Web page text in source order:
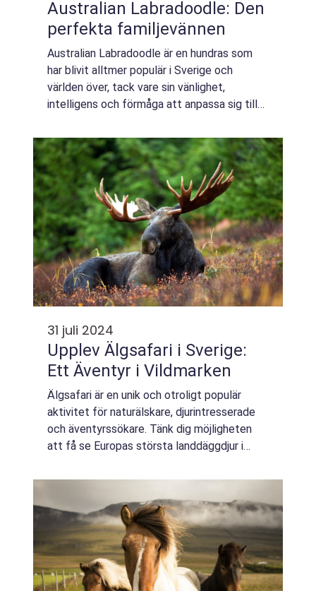
Australian Labradoodle: Den
perfekta familjevännen
Australian Labradoodle är en hundras som
har blivit alltmer populär i Sverige och
världen över, tack vare sin vänlighet,
intelligens och förmåga att anpassa sig till
kombinerar ...
31 juli 2024
Upplev Älgsafari i Sverige:
Ett Äventyr i Vildmarken
Älgsafari är en unik och otroligt populär
aktivitet för naturälskare, djurintresserade
och äventyrssökare. Tänk dig möjligheten
att få se Europas största landdäggdjur i